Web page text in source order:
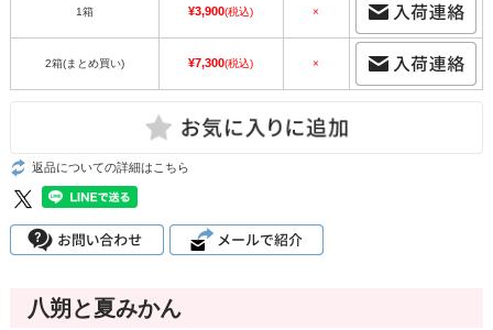
1箱 ¥3,900(税込) ×
2箱(まとめ買い) ¥7,300(税込) ×
返品についての詳細はこちら
八朔と夏みかん